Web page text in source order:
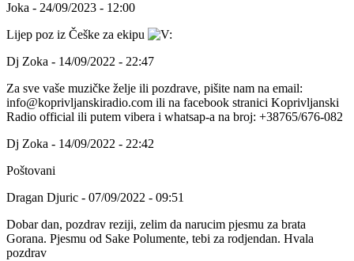
Joka - 24/09/2023 - 12:00
Lijep poz iz Češke za ekipu
Dj Zoka - 14/09/2022 - 22:47
Za sve vaše muzičke želje ili pozdrave, pišite nam na email:
info@koprivljanskiradio.com ili na facebook stranici Koprivljanski
Radio official ili putem vibera i whatsap-a na broj: +38765/676-082
Dj Zoka - 14/09/2022 - 22:42
Poštovani
Dragan Djuric - 07/09/2022 - 09:51
Dobar dan, pozdrav reziji, zelim da narucim pjesmu za brata
Gorana. Pjesmu od Sake Polumente, tebi za rodjendan. Hvala
pozdrav